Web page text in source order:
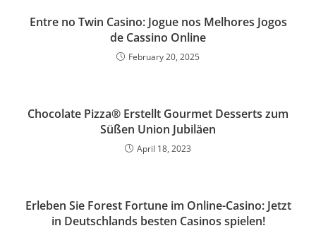
Entre no Twin Casino: Jogue nos Melhores Jogos
de Cassino Online
February 20, 2025
Chocolate Pizza® Erstellt Gourmet Desserts zum
Süßen Union Jubiläen
April 18, 2023
Erleben Sie Forest Fortune im Online-Casino: Jetzt
in Deutschlands besten Casinos spielen!